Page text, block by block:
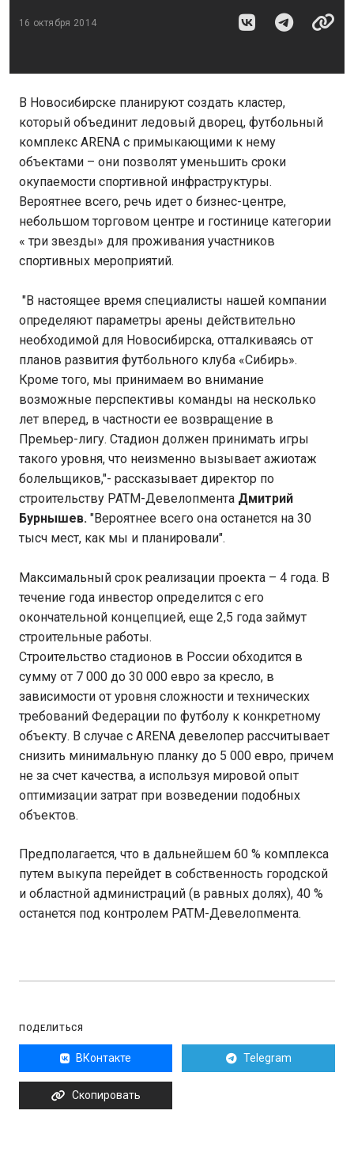
16 октября 2014
В Новосибирске планируют создать кластер,
который объединит ледовый дворец, футбольный
комплекс ARENA с примыкающими к нему
объектами – они позволят уменьшить сроки
окупаемости спортивной инфраструктуры.
Вероятнее всего, речь идет о бизнес-центре,
небольшом торговом центре и гостинице категории
« три звезды» для проживания участников
спортивных мероприятий.
"В настоящее время специалисты нашей компании
определяют параметры арены действительно
необходимой для Новосибирска, отталкиваясь от
планов развития футбольного клуба «Сибирь».
Кроме того, мы принимаем во внимание
возможные перспективы команды на несколько
лет вперед, в частности ее возвращение в
Премьер-лигу. Стадион должен принимать игры
такого уровня, что неизменно вызывает ажиотаж
болельщиков,"- рассказывает директор по
строительству РАТМ-Девелопмента Дмитрий
Бурнышев. "Вероятнее всего она останется на 30
тысч мест, как мы и планировали".
Максимальный срок реализации проекта – 4 года. В
течение года инвестор определится с его
окончательной концепцией, еще 2,5 года займут
строительные работы.
Строительство стадионов в России обходится в
сумму от 7 000 до 30 000 евро за кресло, в
зависимости от уровня сложности и технических
требований Федерации по футболу к конкретному
объекту. В случае с ARENA девелопер рассчитывает
снизить минимальную планку до 5 000 евро, причем
не за счет качества, а используя мировой опыт
оптимизации затрат при возведении подобных
объектов.
Предполагается, что в дальнейшем 60 % комплекса
путем выкупа перейдет в собственность городской
и областной администраций (в равных долях), 40 %
останется под контролем РАТМ-Девелопмента.
ПОДЕЛИТЬСЯ
ВКонтакте Telegram
Скопировать